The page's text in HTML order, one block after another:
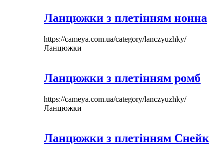
Ланцюжки з плетінням нонна
https://cameya.com.ua/category/lanczyuzhky/
Ланцюжки
Ланцюжки з плетінням ромб
https://cameya.com.ua/category/lanczyuzhky/
Ланцюжки
Ланцюжки з плетінням Снейк